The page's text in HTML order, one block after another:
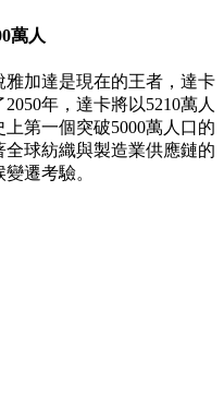
萬人
加達是現在的王者，達卡
年，達卡將以5210萬人
第一個突破5000萬人口的
球紡織與製造業供應鏈的
遷考驗。